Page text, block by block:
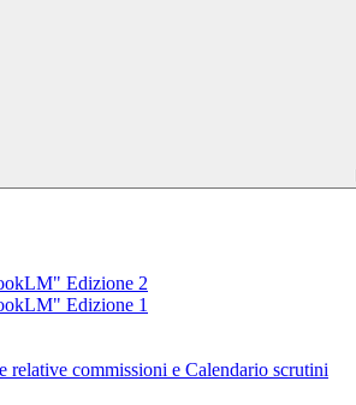
Edizione 2
Edizione 1
relative commissioni e Calendario scrutini